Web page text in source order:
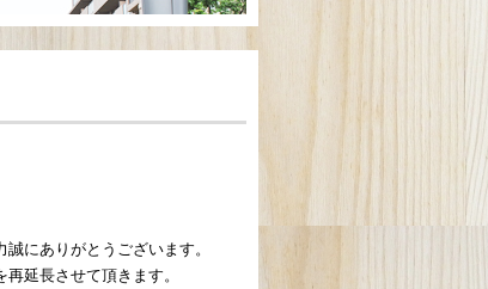
にありがとうございます。
延長させて頂きます。